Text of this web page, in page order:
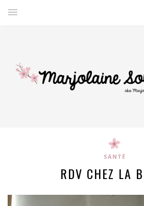
SANTÉ
RDV CHEZ LA